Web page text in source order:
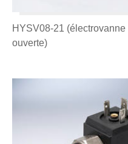
HYSV08-21
ouverte)